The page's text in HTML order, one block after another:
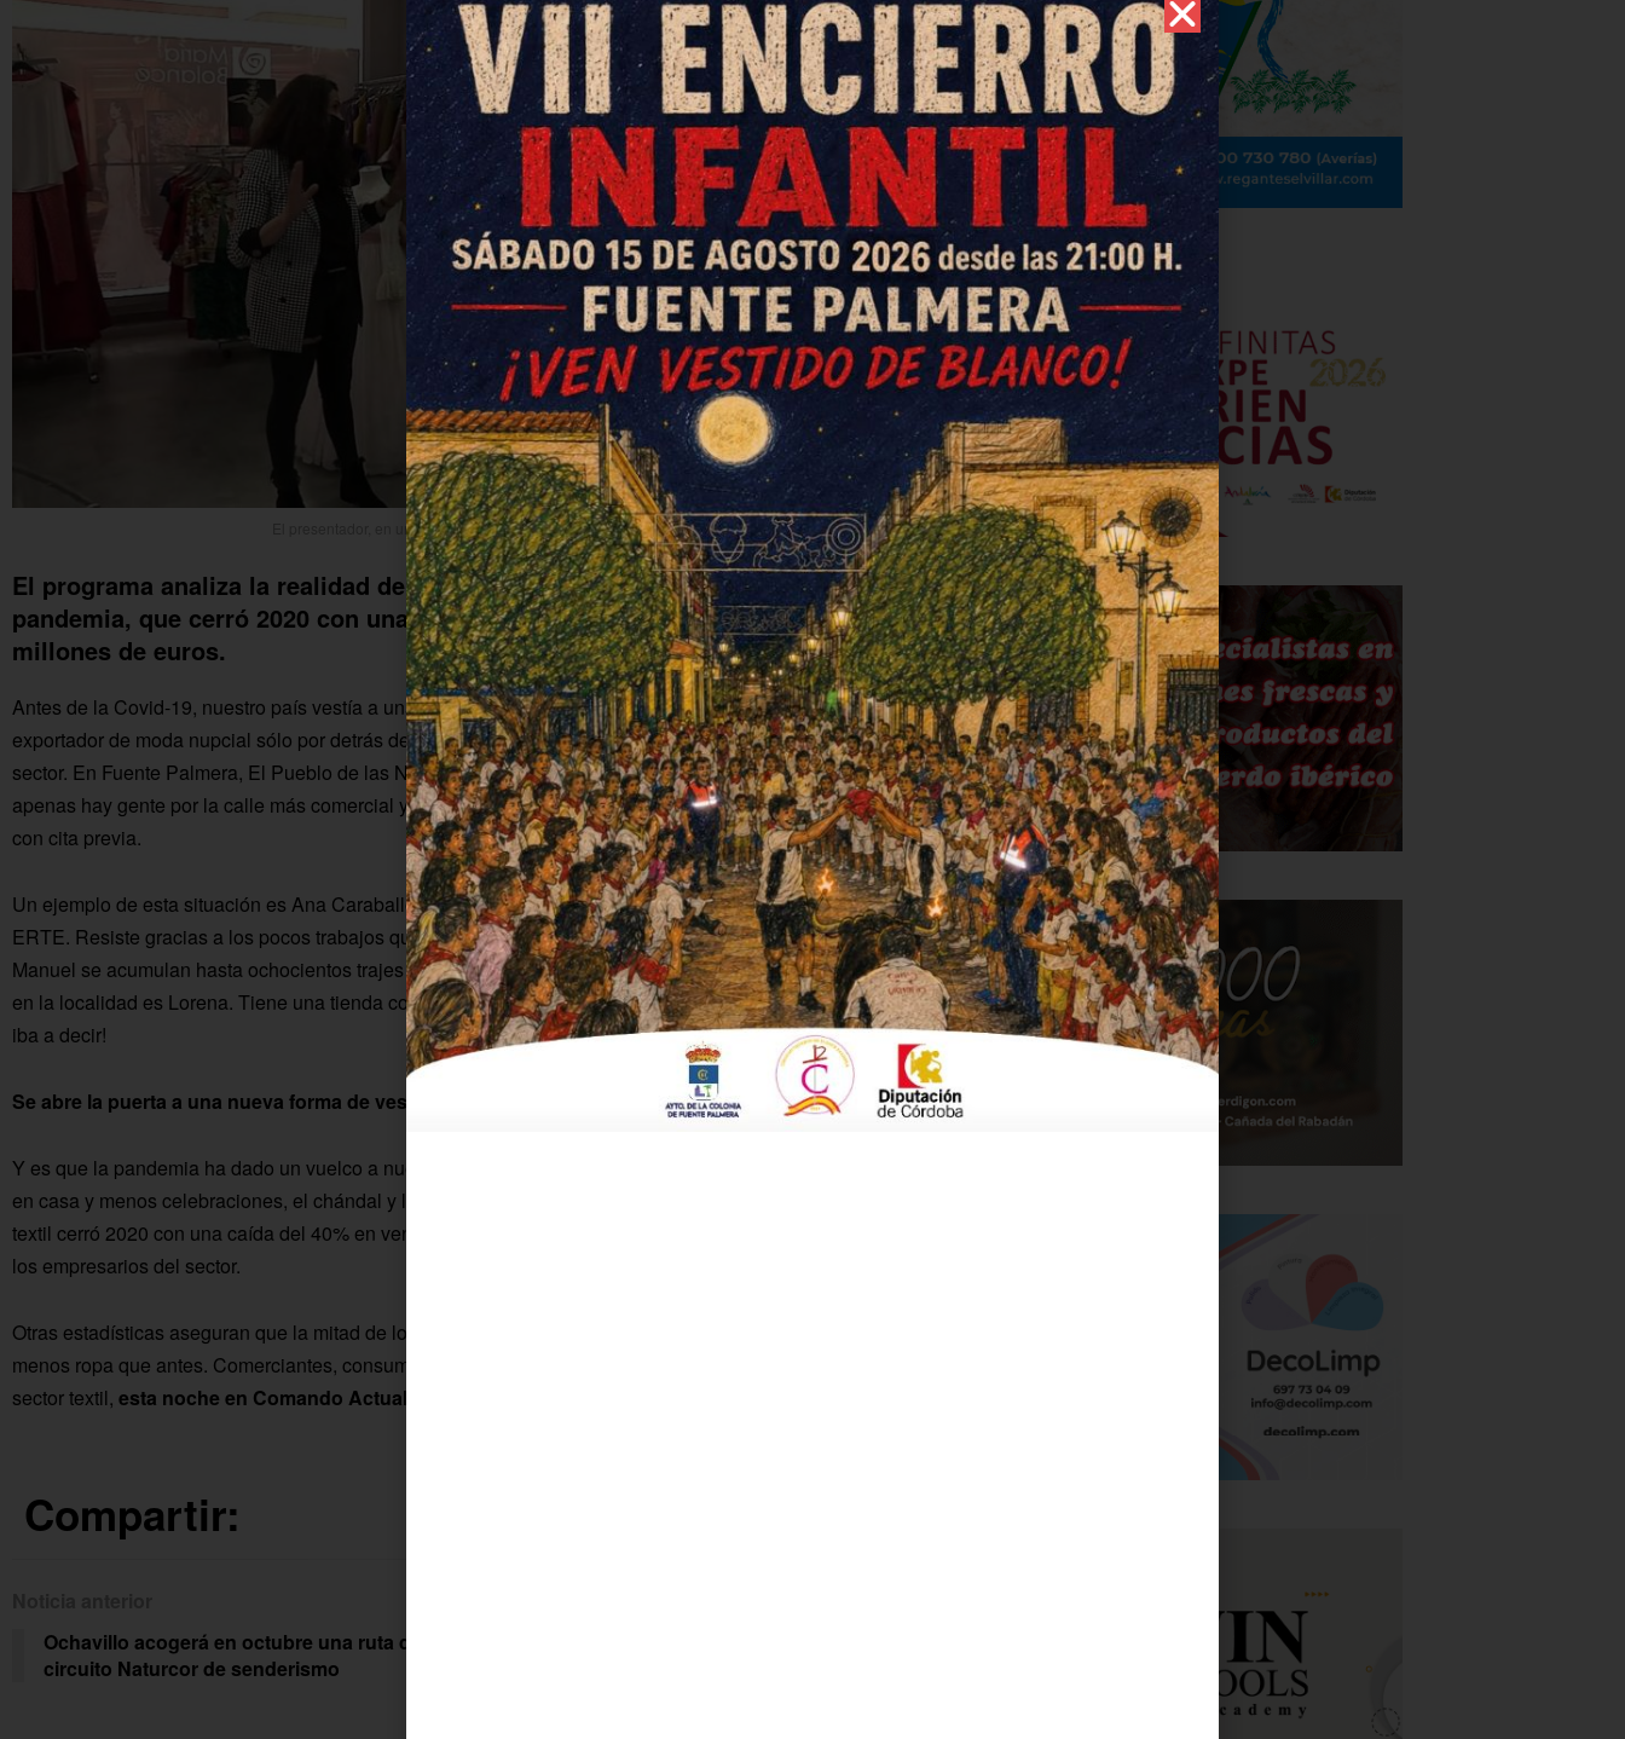
El presentador, en una de las tiendas de novia de F. Palmera
El programa analiza la realidad de la industria textil en España tras la
pandemia, que cerró 2020 con una caída del 40% en las ventas y pérdidas de
millones de euros.
Antes de la Covid-19, nuestro país vestía a una de cada diez novias del mundo. Éramos el segundo país
exportador de moda nupcial sólo por detrás de China. Ahora, los ingresos han caído un 90%, según el
sector. En Fuente Palmera, El Pueblo de las Novias, se distribuían al año 8.000 trajes de novia. Ahora
apenas hay gente por la calle más comercial y la mayor parte de las tiendas están cerradas o atienden sólo
con cita previa.
Un ejemplo de esta situación es Ana Caraballo, una modista que lleva 21 años cosiendo y ahora está en
ERTE. Resiste gracias a los pocos trabajos que van saliendo y a la ayuda de sus hijos. En el almacén de
Manuel se acumulan hasta ochocientos trajes de bodas que se han suspendido. La que más vende ahora
en la localidad es Lorena. Tiene una tienda con chándales, pijamas y ropa de estar en casa. ¡Quién se lo
iba a decir!
Se abre la puerta a una nueva forma de vestir
Y es que la pandemia ha dado un vuelco a nuestro armario y castigado al comercio textil. Con más tiempo
en casa y menos celebraciones, el chándal y la ropa interior se han convertido en un refugio. La industria
textil cerró 2020 con una caída del 40% en ventas y pérdidas de más de 7.000 millones de euros, lo dicen
los empresarios del sector.
Otras estadísticas aseguran que la mitad de los españoles, el 49%, considera que ahora necesita comprar
menos ropa que antes. Comerciantes, consumidores, empresarios, diseñadores, fotógrafos, el retrato del
sector textil, esta noche en Comando Actualidad (0.00 h.).
Compartir:
Ochavillo acogerá en octubre una ruta del
circuito Naturcor de senderismo